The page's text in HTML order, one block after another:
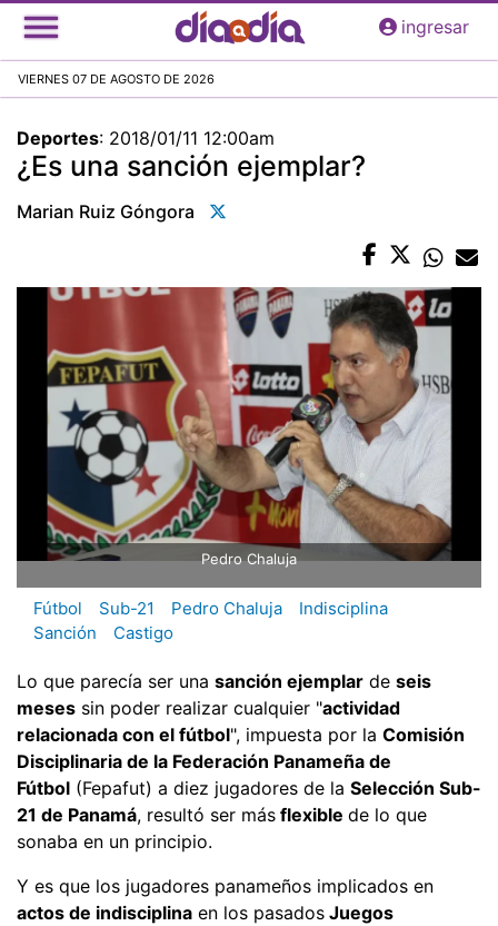
Pasar
al
principal
ingresar
VIERNES 07 DE AGOSTO DE 2026
Deportes: 2018/01/11 12:00am
¿Es una sanción ejemplar?
Marian Ruiz Góngora
Pedro Chaluja
Fútbol Sub-21 Pedro Chaluja
Indisciplina
Sanción
Castigo
Lo que parecía ser una sanción ejemplar de seis
meses sin poder realizar cualquier "actividad
relacionada con el fútbol", impuesta por la Comisión
Disciplinaria de la Federación Panameña de
Fútbol (Fepafut) a diez jugadores de la Selección Sub-
21 de Panamá, resultó ser más flexible de lo que
sonaba en un principio.
Y es que los jugadores panameños implicados en
actos de indisciplina en los pasados Juegos